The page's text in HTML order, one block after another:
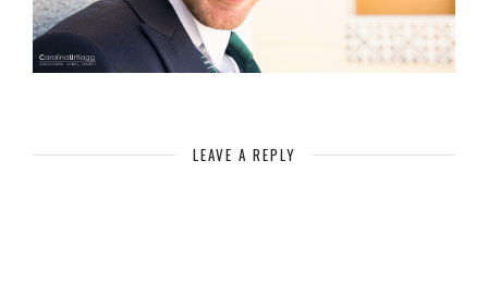
LEAVE A REPLY